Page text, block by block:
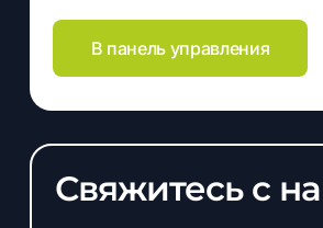
В панель управления
Свяжитесь с